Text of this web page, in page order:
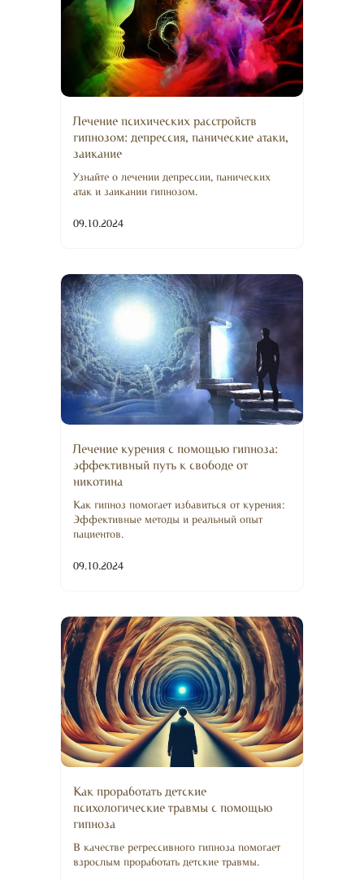
Лечение психических расстройств
гипнозом: депрессия, панические атаки,
заикание
Узнайте о лечении депрессии, панических
атак и заикании гипнозом.
09.10.2024
Лечение курения с помощью гипноза:
эффективный путь к свободе от
никотина
Как гипноз помогает избавиться от курения:
Эффективные методы и реальный опыт
пациентов.
09.10.2024
Как проработать детские
психологические травмы с помощью
гипноза
В качестве регрессивного гипноза помогает
взрослым проработать детские травмы.